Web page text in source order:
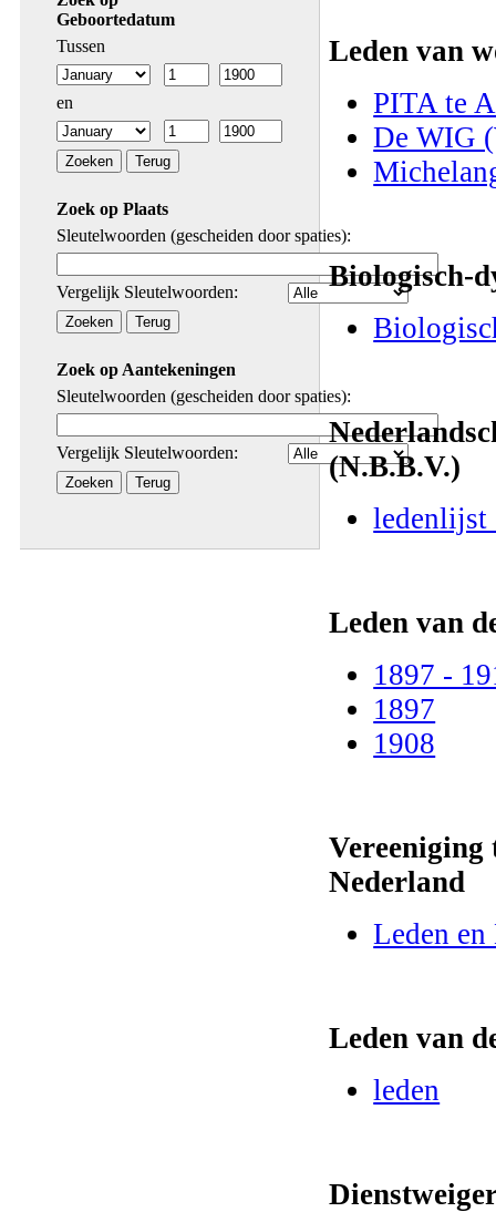
Geboortedatum
Tussen
en
Zoek op Plaats
Sleutelwoorden (gescheiden door spaties):
Vergelijk Sleutelwoorden:
Zoek op Aantekeningen
Sleutelwoorden (gescheiden door spaties):
Vergelijk Sleutelwoorden:
Leden van
PITA te
De WIG
Biologisch-
(N.B.B.V.)
ledenlijst
Leden van
1897 -
1897
1908
Vereeniging
Nederland
Leden
Leden van
leden